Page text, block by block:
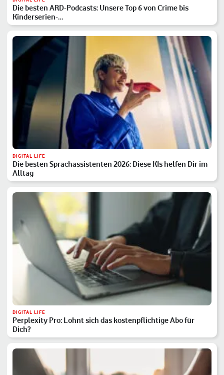
Die besten ARD-Podcasts: Unsere Top 6 von Crime bis
Kinderserien-…
DIGITAL LIFE
Die besten Sprachassistenten 2026: Diese KIs helfen Dir im
Alltag
DIGITAL LIFE
Perplexity Pro: Lohnt sich das kostenpflichtige Abo für
Dich?